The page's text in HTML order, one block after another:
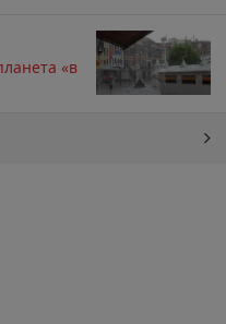
«в